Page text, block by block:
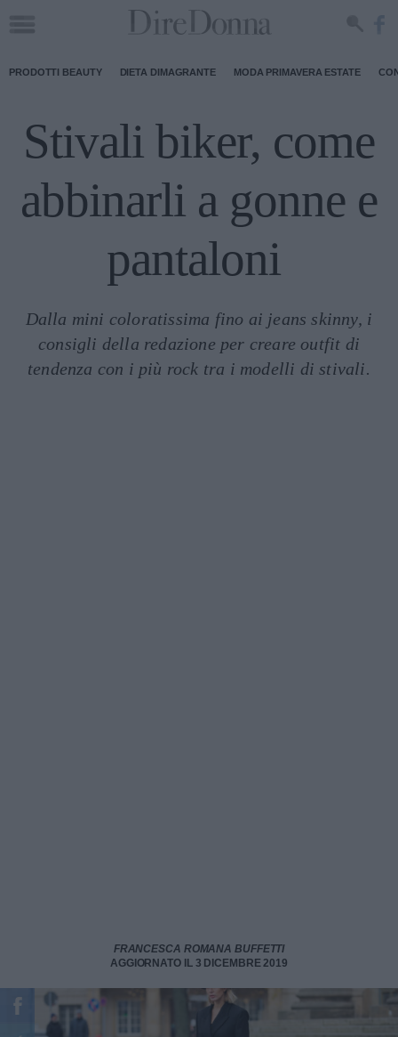
PRODOTTI BEAUTY DIETA DIMAGRANTE MODA PRIMAVERA ESTATE
Stivali biker, come
abbinarli a gonne e
pantaloni
Dalla mini coloratissima fino ai jeans skinny, i
consigli della redazione per creare outfit di
tendenza con i più rock tra i modelli di stivali.
FRANCESCA ROMANA BUFFETTI
AGGIORNATO IL 3 DICEMBRE 2019